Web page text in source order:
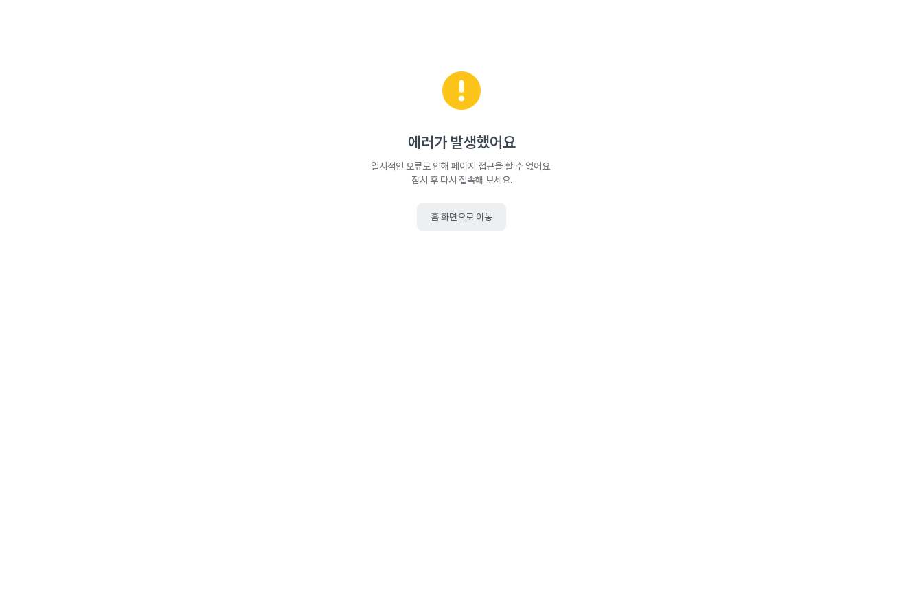
에러가 발생했어요
일시적인 오류로 인해 페이지 접근을 할 수 없어요.
잠시 후 다시 접속해 보세요.
홈 화면으로 이동